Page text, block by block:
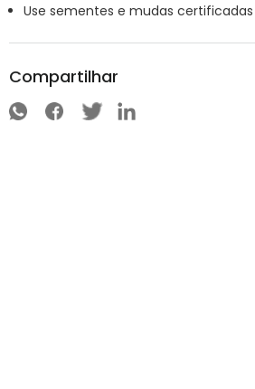
Use sementes e mudas
Compartilhar